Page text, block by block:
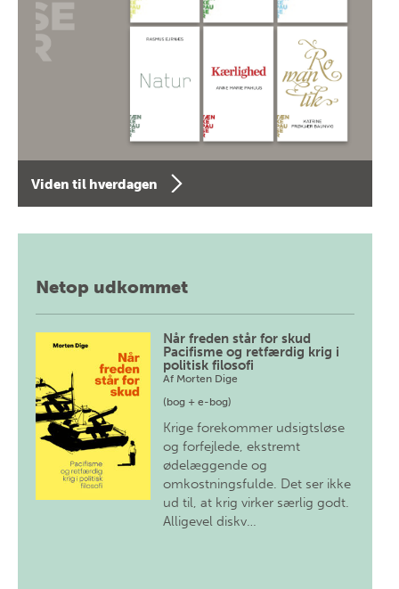
Viden til hverdagen
Netop udkommet
Når freden står for skud
Pacifisme og retfærdig krig i
politisk filosofi
Af Morten Dige
(bog + e-bog)
Krige forekommer udsigtsløse
og forfejlede, ekstremt
ødelæggende og
omkostningsfulde. Det ser ikke
ud til, at krig virker særlig godt.
Alligevel diskv…